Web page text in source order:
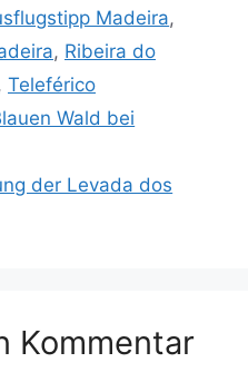
Madeira,
, Ribeira do
, Teleférico
Wald bei
der Levada dos
Kommentar